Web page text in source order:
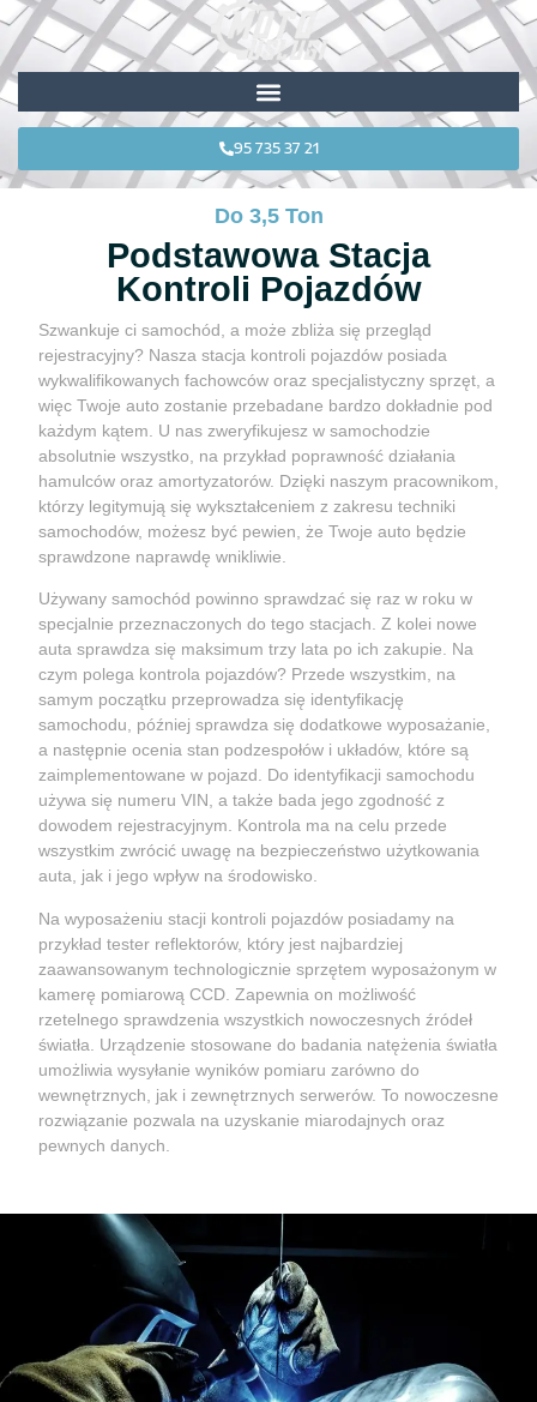
95 735 37 21
Do 3,5 Ton
Podstawowa Stacja
Kontroli Pojazdów
Szwankuje ci samochód, a może zbliża się przegląd
rejestracyjny? Nasza stacja kontroli pojazdów posiada
wykwalifikowanych fachowców oraz specjalistyczny sprzęt, a
więc Twoje auto zostanie przebadane bardzo dokładnie pod
każdym kątem. U nas zweryfikujesz w samochodzie
absolutnie wszystko, na przykład poprawność działania
hamulców oraz amortyzatorów. Dzięki naszym pracownikom,
którzy legitymują się wykształceniem z zakresu techniki
samochodów, możesz być pewien, że Twoje auto będzie
sprawdzone naprawdę wnikliwie.
Używany samochód powinno sprawdzać się raz w roku w
specjalnie przeznaczonych do tego stacjach. Z kolei nowe
auta sprawdza się maksimum trzy lata po ich zakupie. Na
czym polega kontrola pojazdów? Przede wszystkim, na
samym początku przeprowadza się identyfikację
samochodu, później sprawdza się dodatkowe wyposażanie,
a następnie ocenia stan podzespołów i układów, które są
zaimplementowane w pojazd. Do identyfikacji samochodu
używa się numeru VIN, a także bada jego zgodność z
dowodem rejestracyjnym. Kontrola ma na celu przede
wszystkim zwrócić uwagę na bezpieczeństwo użytkowania
auta, jak i jego wpływ na środowisko.
Na wyposażeniu stacji kontroli pojazdów posiadamy na
przykład tester reflektorów, który jest najbardziej
zaawansowanym technologicznie sprzętem wyposażonym w
kamerę pomiarową CCD. Zapewnia on możliwość
rzetelnego sprawdzenia wszystkich nowoczesnych źródeł
światła. Urządzenie stosowane do badania natężenia światła
umożliwia wysyłanie wyników pomiaru zarówno do
wewnętrznych, jak i zewnętrznych serwerów. To nowoczesne
rozwiązanie pozwala na uzyskanie miarodajnych oraz
pewnych danych.